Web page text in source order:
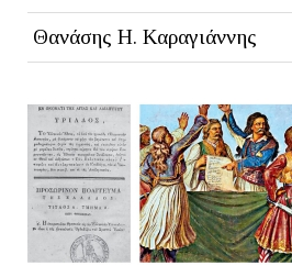
Θανάσης Η. Καραγιάννης